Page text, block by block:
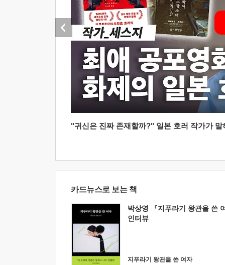
"귀신은 진짜 존재할까?" 일본 호러 작가가
카드뉴스로 보는 책
박상영 『지푸라기 왕관을 쓴
인터뷰
지푸라기 왕관을 쓴 여자